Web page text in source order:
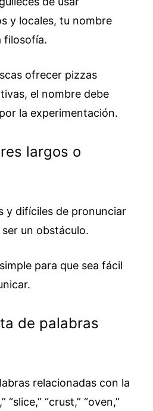
y locales, tu nombre
filosofía.
ofrecer pizzas
el nombre debe
la experimentación.
largos o
y difíciles de pronunciar
un obstáculo.
para que sea fácil
de palabras
relacionadas con la
“slice,” “crust,” “oven,”